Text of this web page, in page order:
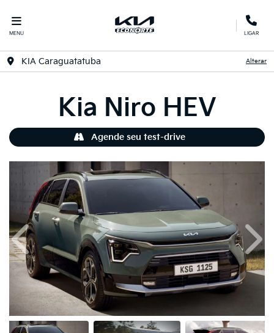
MENU LIGAR
KIA Caraguatatuba Alterar
Kia Niro HEV
Agende seu test-drive
Anterior